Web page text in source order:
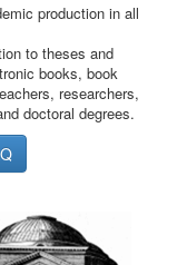
production in all
to theses and
books, book
researchers,
doctoral degrees.